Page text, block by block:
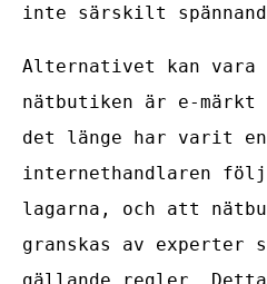
inte särskilt
Alternativet kan vara
nätbutiken är e-märkt
det länge har varit
internethandlaren
lagarna, och att
granskas av experter
gällande regler.